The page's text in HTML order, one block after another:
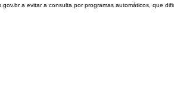
a evitar a consulta por programas automáticos, que